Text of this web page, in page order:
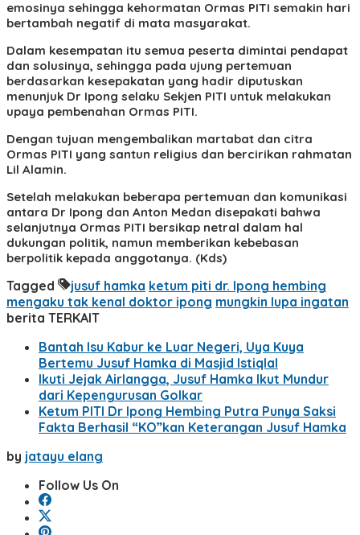
emosinya sehingga kehormatan Ormas PITI semakin hari
bertambah negatif di mata masyarakat.
Dalam kesempatan itu semua peserta dimintai pendapat
dan solusinya, sehingga pada ujung pertemuan
berdasarkan kesepakatan yang hadir diputuskan
menunjuk Dr Ipong selaku Sekjen PITI untuk melakukan
upaya pembenahan Ormas PITI.
Dengan tujuan mengembalikan martabat dan citra
Ormas PITI yang santun religius dan bercirikan rahmatan
Lil Alamin.
Setelah melakukan beberapa pertemuan dan komunikasi
antara Dr Ipong dan Anton Medan disepakati bahwa
selanjutnya Ormas PITI bersikap netral dalam hal
dukungan politik, namun memberikan kebebasan
berpolitik kepada anggotanya. (Kds)
Tagged jusuf hamka ketum piti dr. Ipong hembing
mengaku tak kenal doktor ipong mungkin lupa ingatan
berita TERKAIT
Bantah Isu Kabur ke Luar Negeri, Uya Kuya
Bertemu Jusuf Hamka di Masjid Istiqlal
Ikuti Jejak Airlangga, Jusuf Hamka Ikut Mundur
dari Kepengurusan Golkar
Ketum PITI Dr Ipong Hembing Putra Punya Saksi
Fakta Berhasil “KO”kan Keterangan Jusuf Hamka
by jatayu elang
Follow Us On